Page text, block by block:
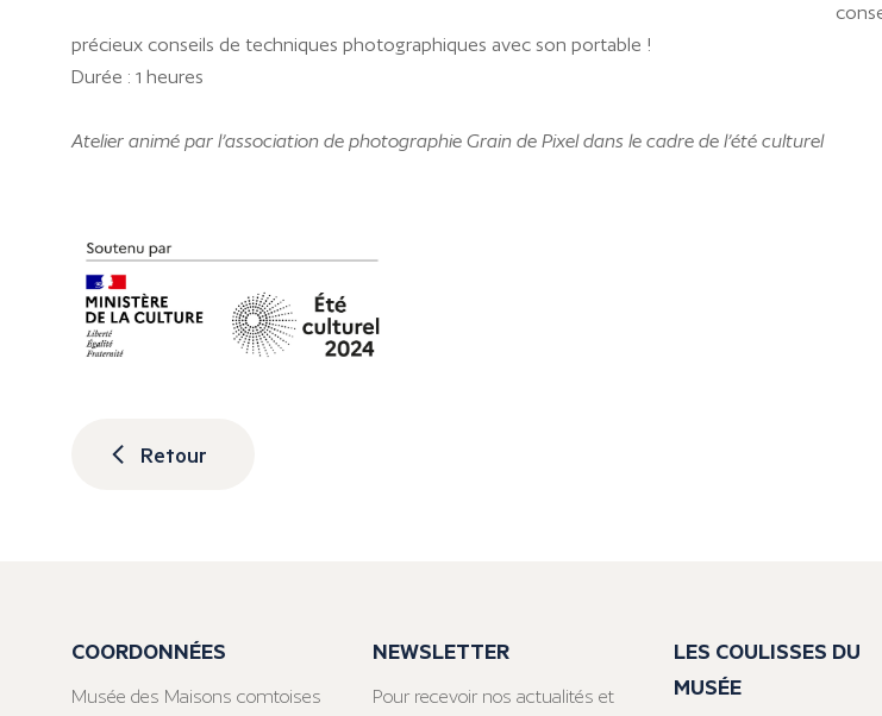
précieux conseils de techniques photographiques avec son portable !
Durée : 1 heures
Atelier animé par l’association de photographie Grain de Pixel dans le cadre de l’été culturel
Retour
COORDONNÉES
Musée des Maisons comtoises
NEWSLETTER
Pour recevoir nos actualités et
LES COULISSES DU
MUSÉE